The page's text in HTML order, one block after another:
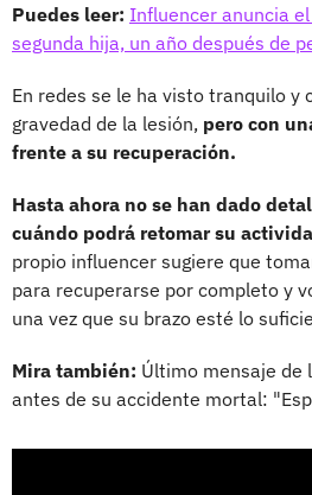
Puedes leer: Influencer anuncia
segunda hija, un año después de
En redes se le ha visto tranquilo y
gravedad de la lesión, pero con
frente a su recuperación.
Hasta ahora no se han dado
cuándo podrá retomar su
propio influencer sugiere que
para recuperarse por completo y
una vez que su brazo esté lo
Mira también: Último mensaje de
antes de su accidente mortal: